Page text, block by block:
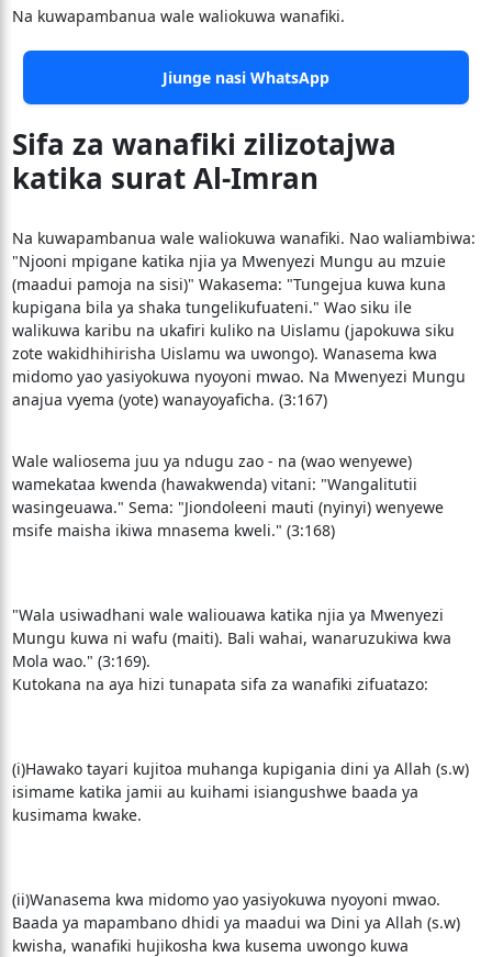
Na kuwapambanua wale waliokuwa wanafiki.
Jiunge nasi WhatsApp
Sifa za wanafiki zilizotajwa
katika surat Al-Imran
Na kuwapambanua wale waliokuwa wanafiki. Nao waliambiwa:
"Njooni mpigane katika njia ya Mwenyezi Mungu au mzuie
(maadui pamoja na sisi)" Wakasema: "Tungejua kuwa kuna
kupigana bila ya shaka tungelikufuateni." Wao siku ile
walikuwa karibu na ukafiri kuliko na Uislamu (japokuwa siku
zote wakidhihirisha Uislamu wa uwongo). Wanasema kwa
midomo yao yasiyokuwa nyoyoni mwao. Na Mwenyezi Mungu
anajua vyema (yote) wanayoyaficha. (3:167)
Wale waliosema juu ya ndugu zao - na (wao wenyewe)
wamekataa kwenda (hawakwenda) vitani: "Wangalitutii
wasingeuawa." Sema: "Jiondoleeni mauti (nyinyi) wenyewe
msife maisha ikiwa mnasema kweli." (3:168)
"Wala usiwadhani wale waliouawa katika njia ya Mwenyezi
Mungu kuwa ni wafu (maiti). Bali wahai, wanaruzukiwa kwa
Mola wao." (3:169).
Kutokana na aya hizi tunapata sifa za wanafiki zifuatazo:
(i)Hawako tayari kujitoa muhanga kupigania dini ya Allah (s.w)
isimame katika jamii au kuihami isiangushwe baada ya
kusimama kwake.
(ii)Wanasema kwa midomo yao yasiyokuwa nyoyoni mwao.
Baada ya mapambano dhidi ya maadui wa Dini ya Allah (s.w)
kwisha, wanafiki hujikosha kwa kusema uwongo kuwa